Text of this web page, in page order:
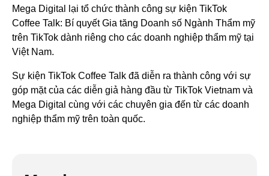
Mega Digital lại tổ chức thành công sự kiện TikTok
Coffee Talk: Bí quyết Gia tăng Doanh số Ngành Thẩm mỹ
trên TikTok dành riêng cho các doanh nghiệp thẩm mỹ tại
Việt Nam.
Sự kiện TikTok Coffee Talk đã diễn ra thành công với sự
góp mặt của các diễn giả hàng đầu từ TikTok Vietnam và
Mega Digital cùng với các chuyên gia đến từ các doanh
nghiệp thẩm mỹ trên toàn quốc.